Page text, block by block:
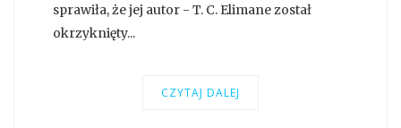
sprawiła, że jej autor - T. C. Elimane został
okrzyknięty...
CZYTAJ DALEJ